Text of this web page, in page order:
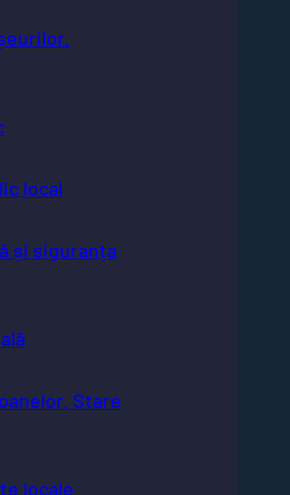
local
și siguranța
Stare
locale